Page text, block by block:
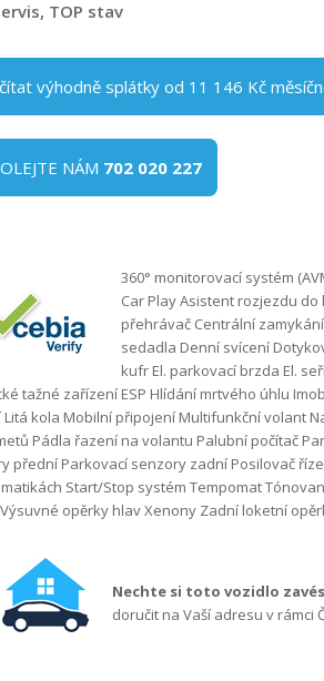
TOP stav
výhodně splátky od 11 146 Kč
NÁM 702 020 227
360° monitorovací systém
Car Play Asistent rozjezdu
přehrávač Centrální
sedadla Denní svícení
kufr El. parkovací brzda El.
tažné zařízení ESP Hlídání mrtvého úhlu
Litá kola Mobilní připojení Multifunkční volant
Pádla řazení na volantu Palubní počítač
přední Parkovací senzory zadní Posilovač
Start/Stop systém Tempomat
opěrky hlav Xenony Zadní loketní
Nechte si toto vozidlo
doručit na Vaší adresu v rámci